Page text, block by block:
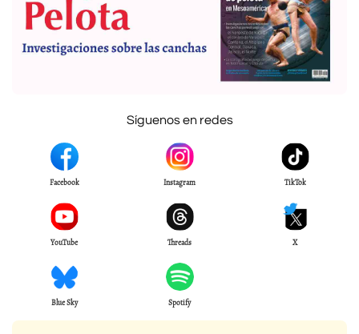
Síguenos en redes
Facebook Instagram TikTok
YouTube Threads X
Blue Sky Spotify